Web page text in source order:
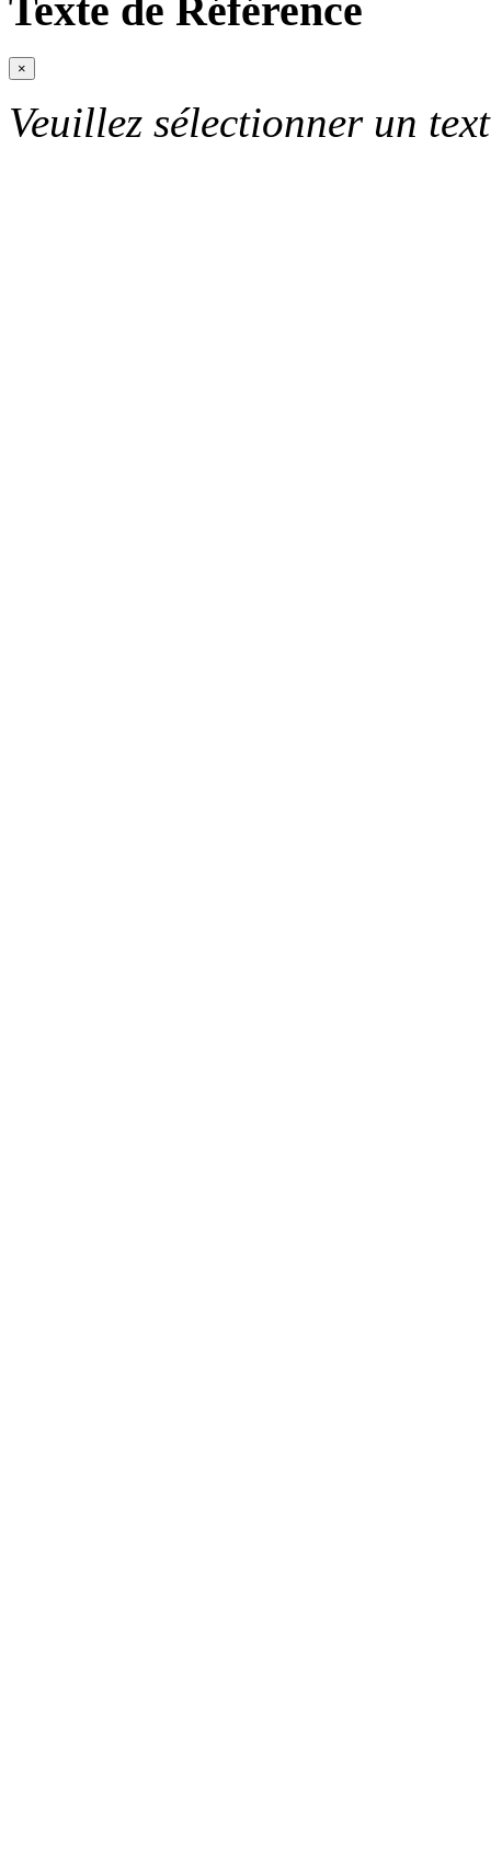
Texte de Référence
×
Veuillez sélectionner un